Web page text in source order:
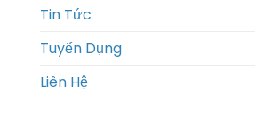
Tin Tức
Tuyển Dụng
Liên Hệ